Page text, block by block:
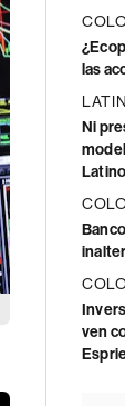
las
Ni
ven